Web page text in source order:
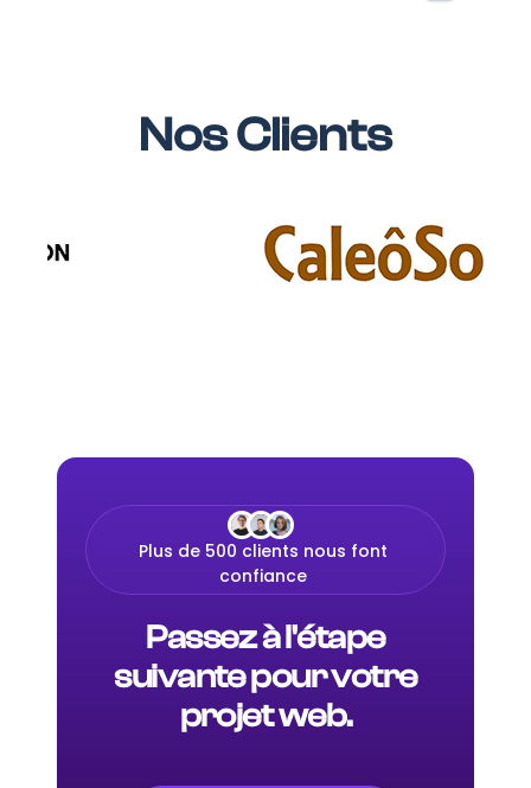
Nos Clients
Plus de 500 clients nous font
confiance
Passez à l'étape
suivante pour votre
projet web.